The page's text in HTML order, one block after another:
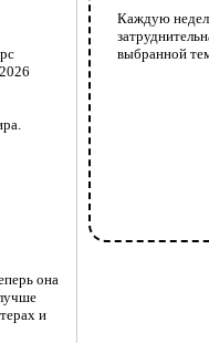
она
и
Каждую
выбранной